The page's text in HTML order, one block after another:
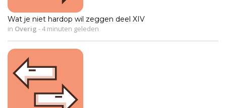
Wat je niet hardop wil zeggen deel XIV
in Overig -4 minuten geleden